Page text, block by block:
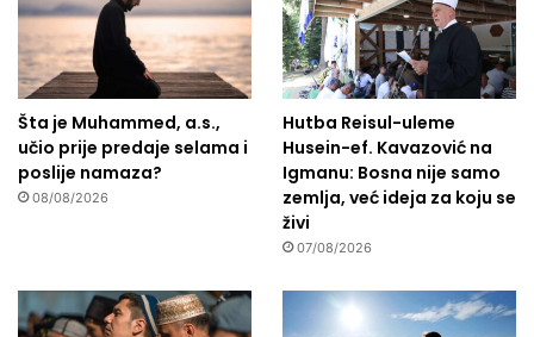
Šta je Muhammed, a.s.,
učio prije predaje selama i
poslije namaza?
08/08/2026
Hutba Reisul-uleme
Husein-ef. Kavazović na
Igmanu: Bosna nije samo
zemlja, već ideja za koju se
živi
07/08/2026